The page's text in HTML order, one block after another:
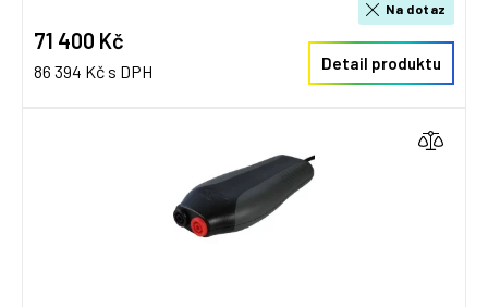
71 400 Kč
86 394 Kč s DPH
Na dotaz
Detail produktu